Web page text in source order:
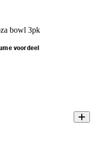
bowl 3pk
voordeel